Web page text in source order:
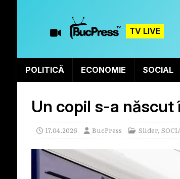
TV LIVE
POLITICĂ ECONOMIE SOCIAL
Un copil s-a
17.04.2026 BucPress Slider,